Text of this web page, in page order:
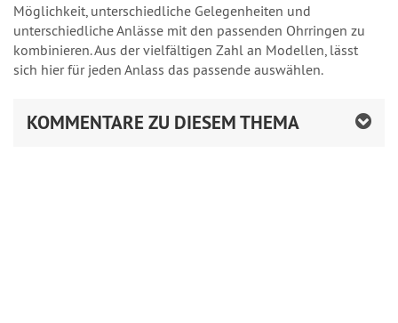
Möglichkeit, unterschiedliche Gelegenheiten und
unterschiedliche Anlässe mit den passenden Ohrringen zu
kombinieren. Aus der vielfältigen Zahl an Modellen, lässt
sich hier für jeden Anlass das passende auswählen.
KOMMENTARE ZU DIESEM THEMA